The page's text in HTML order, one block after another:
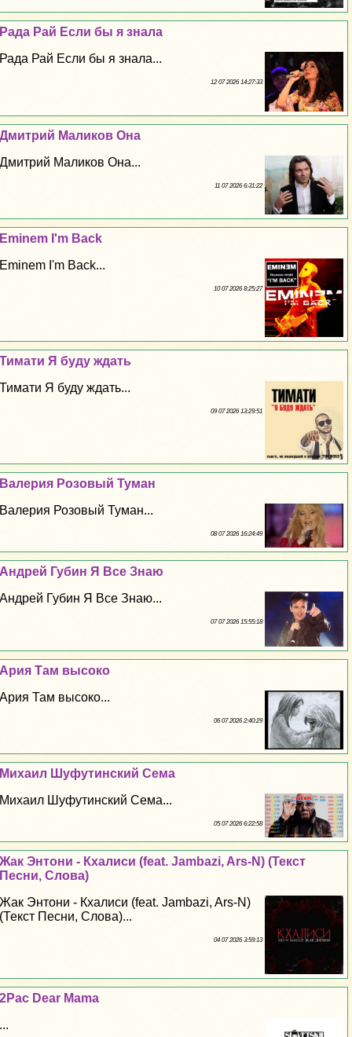
Рада Рай Если бы я знала
Рада Рай Если бы я знала...
12 07 2026 14:27:33
Дмитрий Маликов Она
Дмитрий Маликов Она...
11 07 2026 6:31:22
Eminem I'm Back
Eminem I'm Back...
10 07 2026 8:25:27
Тимати Я буду ждать
Тимати Я буду ждать...
09 07 2026 13:29:51
Валерия Розовый Туман
Валерия Розовый Туман...
08 07 2026 16:24:49
Андрей Губин Я Все Знаю
Андрей Губин Я Все Знаю...
07 07 2026 15:55:18
Ария Там высоко
Ария Там высоко...
06 07 2026 2:40:29
Михаил Шуфутинский Сема
Михаил Шуфутинский Сема...
05 07 2026 6:22:58
Жак Энтони - Кхалиси (feat. Jambazi, Ars-N) (Текст
Песни, Слова)
Жак Энтони - Кхалиси (feat. Jambazi, Ars-N)
(Текст Песни, Слова)...
04 07 2026 3:59:13
2Pac Dear Mama
...